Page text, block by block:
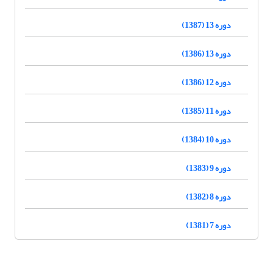
دوره 13 (1387)
دوره 13 (1386)
دوره 12 (1386)
دوره 11 (1385)
دوره 10 (1384)
دوره 9 (1383)
دوره 8 (1382)
دوره 7 (1381)